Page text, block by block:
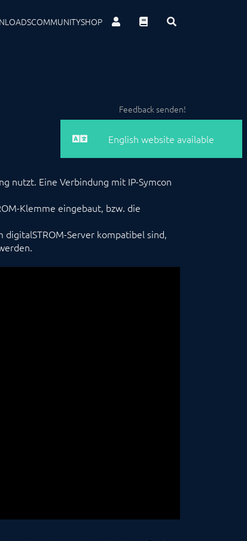
COMMUNITYSHOP
Feedback senden!
nutzt. Eine Verbindung mit IP-Symcon
Klemme eingebaut, bzw. die
Server kompatibel sind,
English website available